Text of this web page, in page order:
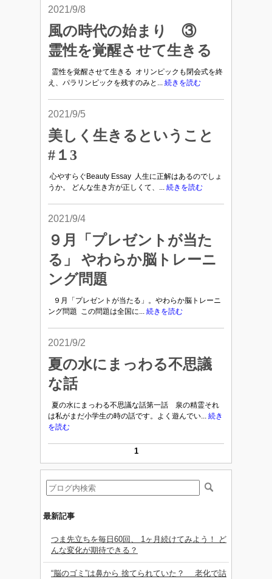
2021/9/8
風の時代の始まり ③
霊性を覚醒させて生きる
霊性を覚醒させて生きる オリンピックも閉会式を終
え、パラリンピックを残すのみと... 続きを読む
2021/9/5
美しく生きるということ
#１3
心やすらぐBeauty Essay 人生に正解はあるのでしょ
うか。 どんな生き方が正しくて、... 続きを読む
2021/9/4
９月「プレゼントが当た
る」 やわらか脳トレーニ
ング問題
９月「プレゼントが当たる」。やわらか脳トレーニ
ング問題 この問題は全国に... 続きを読む
2021/9/2
夏の水にまっわる不思議
な話
夏の水にまっわる不思議な話第一話 泉の精霊それ
は私がまだ小学生の時の話です。よく遊んでい... 続き
を読む
1
最新記事
つま先立ちを毎日60回、 1ヶ月続けてみよう！ ど
んな変化が期待できる？
“脳のゴミ”は鼻から 捨てられていた？ 老化で詰